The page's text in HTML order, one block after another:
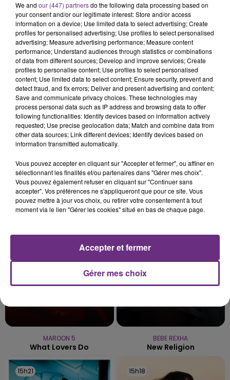
LA CENTRALE NUCLÉAIRE DE CHOOZ
TOUJOURS À L'ARRÊT
Cela fait déjà une semaine que la centrale
nucléaire ardennaise est à l'arrêt. Une situation
justifiée par la sécheresse intense qui est toujours
présente.
LE MAGASIN JOUÉCLUB DE REIMS FERME
C'était l'une des institutions du centre-ville
rémois. Le magasin JouéClub est contraint de
fermer ses portes.
TITRES DIFFUSÉS
15h27
15h27
MAROON 5
What Lovers Do
15h24
15h24
BEBE REXHA
New Religion
15h21
15h21 15h18
15h18
We and our (447) partnersdo the following data processing based on
your consent and/or our legitimate interest: Store and/or access
information on a device; Use limited data to select advertising; Create
profiles for personalised advertising; Use profiles to select personalised
advertising; Measure advertising performance; Measure content
performance; Understand audiences through statistics or combinations
of data from different sources; Develop and improve services; Create
profiles to personalise content; Use profiles to select personalised
content; Use limited data to select content; Ensure security, prevent and
detect fraud, and fix errors; Deliver and present advertising and content;
Save and communicate privacy choices. These technologies may
process personal data such as IP address and browsing data to offer
following functionalities: Identify devices based on information actively
requested; Use precise geolocation data; Match and combine data from
other data sources; Link different devices; Identify devices based on
information transmitted automatically.
Vous pouvez accepter en cliquant sur "Accepter et fermer", ou affiner en
sélectionnant les finalités et/ou partenaires dans "Gérer mes choix".
Vous pouvez également refuser en cliquant sur "Continuer sans
accepter". Vos préférences ne s'appliqueront que pour ce site. Vous
pouvez mettre à jour vos choix, ou retirer votre consentement à tout
moment via le lien "Gérer les cookies" situé en bas de chaque page.
Gérer mes choix
Accepter et fermer